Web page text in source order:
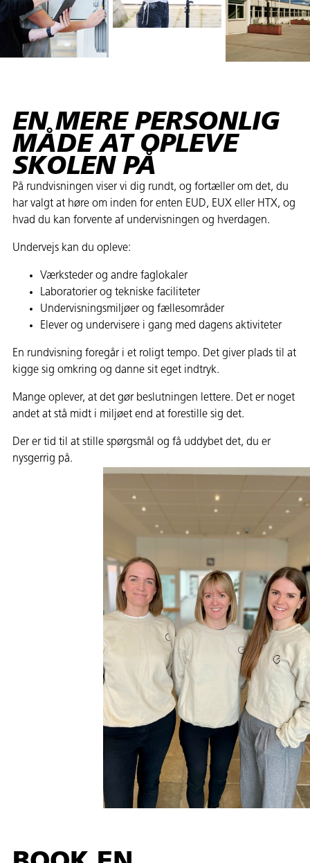
EN MERE PERSONLIG
MÅDE AT OPLEVE
SKOLEN PÅ
På rundvisningen viser vi dig rundt, og fortæller om det, du
har valgt at høre om inden for enten EUD, EUX eller HTX, og
hvad du kan forvente af undervisningen og hverdagen.
Undervejs kan du opleve:
Værksteder og andre faglokaler
Laboratorier og tekniske faciliteter
Undervisningsmiljøer og fællesområder
Elever og undervisere i gang med dagens aktiviteter
En rundvisning foregår i et roligt tempo. Det giver plads til at
kigge sig omkring og danne sit eget indtryk.
Mange oplever, at det gør beslutningen lettere. Det er noget
andet at stå midt i miljøet end at forestille sig det.
Der er tid til at stille spørgsmål og få uddybet det, du er
nysgerrig på.